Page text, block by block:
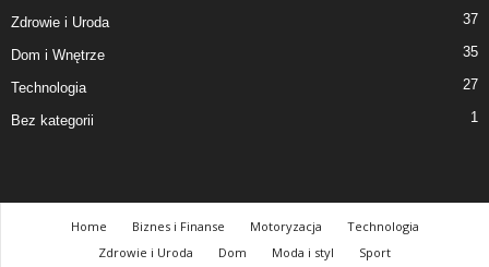
Zdrowie i Uroda 37
Dom i Wnętrze 35
Technologia 27
Bez kategorii 1
Home Biznes i Finanse Motoryzacja
Technologia
Zdrowie i Uroda
Dom Moda i styl Sport